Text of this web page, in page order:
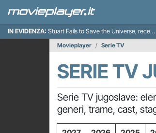
IN EVIDENZA: Stuart Fails to Save the Universe, recensione
Movieplayer
Serie TV
SERIE TV
Serie TV jugoslave:
generi, trame, cast,